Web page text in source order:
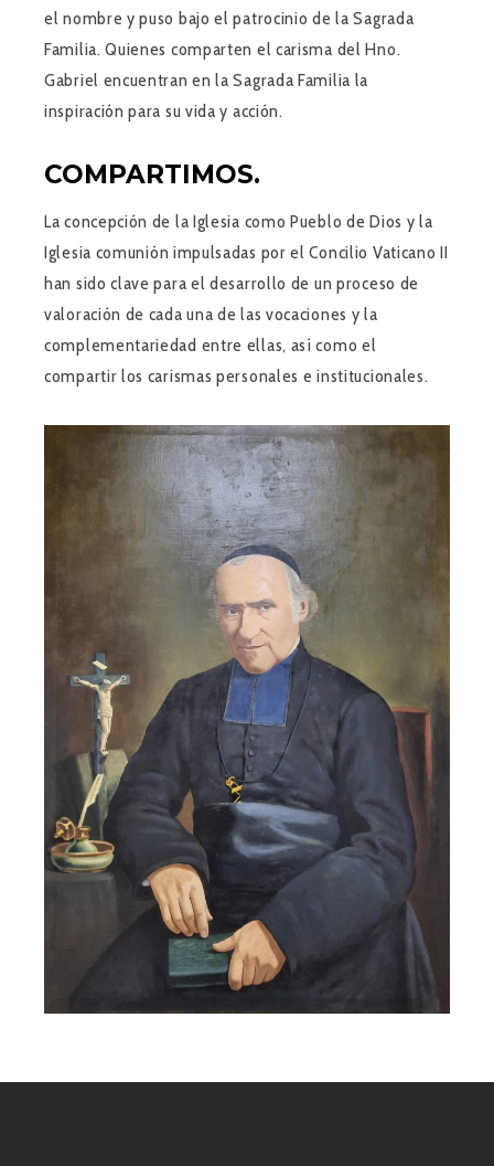
el nombre y puso bajo el patrocinio de la Sagrada
Familia. Quienes comparten el carisma del Hno.
Gabriel encuentran en la Sagrada Familia la
inspiración para su vida y acción.
COMPARTIMOS.
La concepción de la Iglesia como Pueblo de Dios y la
Iglesia comunión impulsadas por el Concilio Vaticano II
han sido clave para el desarrollo de un proceso de
valoración de cada una de las vocaciones y la
complementariedad entre ellas, así como el
compartir los carismas personales e institucionales.